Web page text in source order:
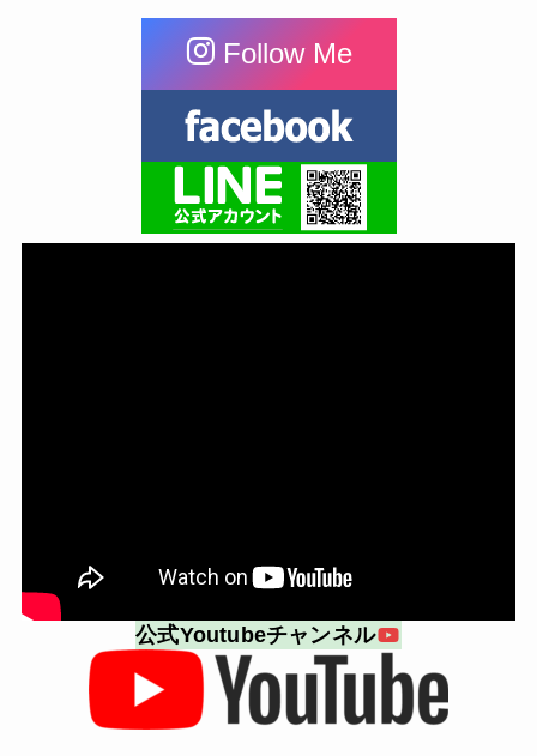
Follow Me
公式Youtubeチャンネル